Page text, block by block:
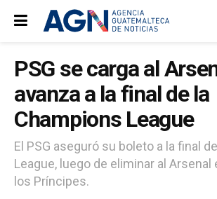
PSG se carga al
avanza a la final de la
Champions League
El PSG aseguró su boleto a la final
League, luego de eliminar al Arsenal
los Príncipes.